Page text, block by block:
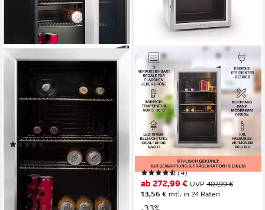
HANSEATIC
Getränkekühlschrank
HBC68ECBH
43 x 69 x 47,5 cm B/H/T
Kapazität Kühlen
Kapazität Frieren
Produktdatenblatt
399,00 €
nur diesen Monat
20,28 €mtl. in 12 Raten
-44%
lieferbar - in 2-3 Werktagen bei dir
KLARSTEIN
Getränkekühlschrank
Beersafe XXL
Getränkekühlschrank 80 L
Glastür Edelstahl 10027673
47.4 x 84.5 x 43.7 cm
80 l Kapazität Kühlen
42 dB(A)
Betriebsgeräusch
Produktdatenblatt
(4)
ab 272,99 € UVP 407,99 €
13,56 € mtl. in 24 Raten